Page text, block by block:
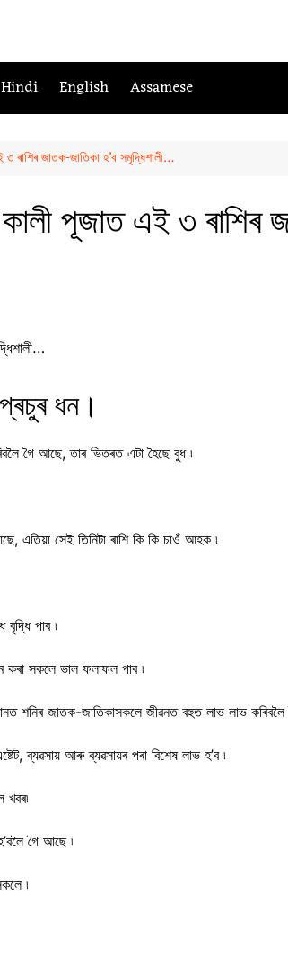
Hindi English Assamese
ৰাশিৰ জাতক-জাতিকা হ’ব সমৃদ্ধিশালী…
পূজাত এই ৩ ৰাশিৰ
ধন।
গৈ আছে, তাৰ ভিতৰত এটা হৈছে বুধ ৷
এতিয়া সেই তিনিটা ৰাশি কি কি চাওঁ আহক ৷
পাব ৷
কৰা সকলে ভাল ফলাফল পাব ৷
শনিৰ জাতক-জাতিকাসকলে জীৱনত বহুত লাভ লাভ
ব্যৱসায় আৰু ব্যৱসায়ৰ পৰা বিশেষ লাভ হ’ব ৷
গৈ আছে ৷
৷